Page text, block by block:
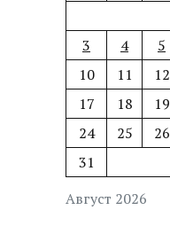
Август 2026
3
4 5
10
11 12
17
18 19
24
25 26
31